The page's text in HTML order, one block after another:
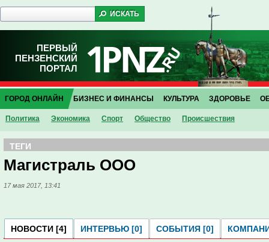
ПЕРВЫЙ
ПЕНЗЕНСКИЙ
ПОРТАЛ
ГОРОД ОНЛАЙН
Политика Экономика Спорт Общество Проиcшествия
БИЗНЕС И ФИНАНСЫ КУЛЬТУРА ЗДОРОВЬЕ
ТЕГИ
Магистраль ООО
17 мая 2017, 13:41
НОВОСТИ [4] ИНТЕРВЬЮ [0] СОБЫТИЯ [0]